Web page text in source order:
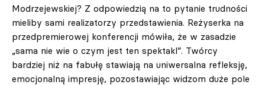
Modrzejewskiej? Z odpowiedzią na to pytanie trudności
mieliby sami realizatorzy przedstawienia. Reżyserka na
przedpremierowej konferencji mówiła, że w zasadzie
„sama nie wie o czym jest ten spektakl”. Twórcy
bardziej niż na fabułę stawiają na uniwersalna refleksję,
emocjonalną impresję, pozostawiając widzom duże pole